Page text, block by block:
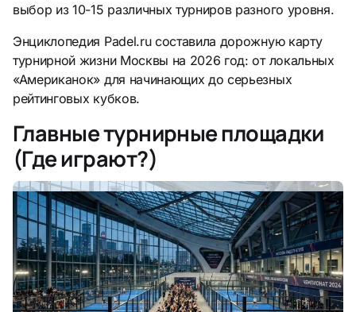
выбор из 10-15 различных турниров разного уровня.
Энциклопедия Padel.ru составила дорожную карту
турнирной жизни Москвы на 2026 год: от локальных
«Американок» для начинающих до серьезных
рейтинговых кубков.
Главные турнирные площадки
(Где играют?)